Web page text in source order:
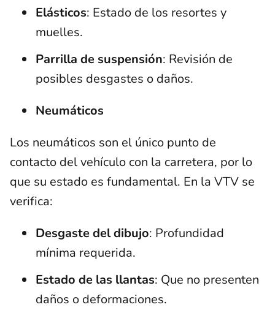
Elásticos: Estado de los resortes y
muelles.
Parrilla de suspensión: Revisión de
posibles desgastes o daños.
Neumáticos
Los neumáticos son el único punto de
contacto del vehículo con la carretera, por lo
que su estado es fundamental. En la VTV se
verifica:
Desgaste del dibujo: Profundidad
mínima requerida.
Estado de las llantas: Que no presenten
daños o deformaciones.